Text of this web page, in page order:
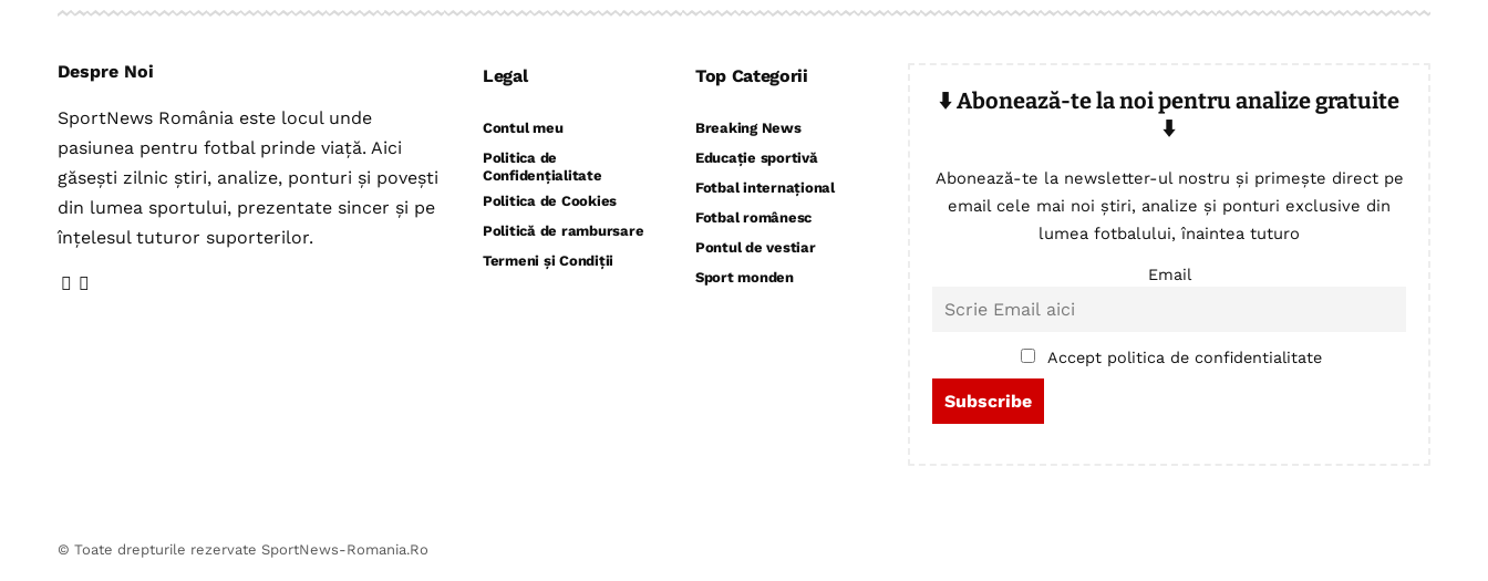
Despre Noi
SportNews România este locul unde
pasiunea pentru fotbal prinde viață. Aici
găsești zilnic știri, analize, ponturi și povești
din lumea sportului, prezentate sincer și pe
înțelesul tuturor suporterilor.
Legal
Contul meu
Politica de
Confidențialitate
Politica de Cookies
Politică de rambursare
Termeni și Condiții
Top Categorii
Breaking News
Educație sportivă
Fotbal internațional
Fotbal românesc
Pontul de vestiar
Sport monden
⬇️ Abonează-te la noi pentru analize gratuite
⬇️
Abonează-te la newsletter-ul nostru și primește direct pe
email cele mai noi știri, analize și ponturi exclusive din
lumea fotbalului, înaintea tuturo
Email
Accept politica de confidentialitate
© Toate drepturile rezervate SportNews-Romania.Ro